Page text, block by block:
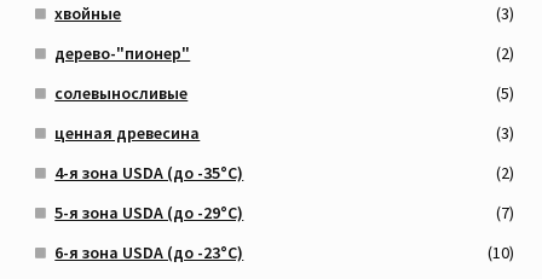
хвойные
(3)
дерево-"пионер"
(2)
солевыносливые
(5)
ценная древесина
(3)
4-я зона USDA (до -35°C)
(2)
5-я зона USDA (до -29°C)
(7)
6-я зона USDA (до -23°C)
(10)